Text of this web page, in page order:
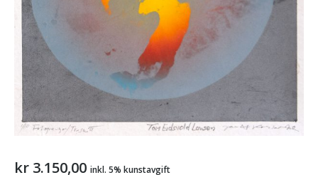
kr 3.150,00 inkl. 5% kunstavgift